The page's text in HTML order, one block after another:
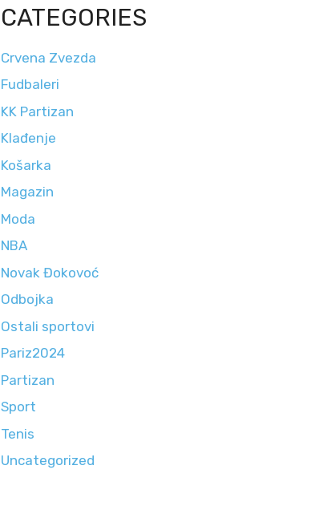
CATEGORIES
Crvena Zvezda
Fudbaleri
KK Partizan
Klađenje
Košarka
Magazin
Moda
NBA
Novak Đokovoć
Odbojka
Ostali sportovi
Pariz2024
Partizan
Sport
Tenis
Uncategorized